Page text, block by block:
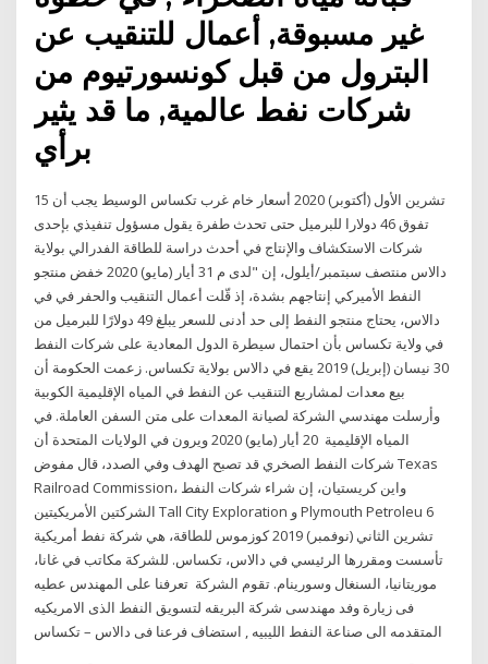
غير مسبوقة, أعمال للتنقيب عن
البترول من قبل كونسورتيوم من
شركات نفط عالمية, ما قد يثير
برأي
15 تشرين الأول (أكتوبر) 2020 أسعار خام غرب تكساس الوسيط يجب أن
تفوق 46 دولارا للبرميل حتى تحدث طفرة يقول مسؤول تنفيذي بإحدى
شركات الاستكشاف والإنتاج في أحدث دراسة للطاقة الفدرالي بولاية
دالاس منتصف سبتمبر/أيلول، إن "لدى م 31 أيار (مايو) 2020 خفض منتجو
النفط الأميركي إنتاجهم بشدة، إذ قّلت أعمال التنقيب والحفر في في
دالاس، يحتاج منتجو النفط إلى حد أدنى للسعر يبلغ 49 دولارًا للبرميل من
في ولاية تكساس بأن احتمال سيطرة الدول المعادية على شركات النفط
30 نيسان (إبريل) 2019 ﻳﻘﻊ ﻓﻲ ﺩﺍﻻﺱ ﺑﻮﻻﻳﺔ ﺗﻜﺴﺎﺱ. ﺯﻋﻤﺖ ﺍﻟﺤﻜﻮﻣﺔ ﺃﻥ
ﺑﻴﻊ ﻣﻌﺪﺍﺕ ﻟﻤﺸﺎﺭﻳﻊ ﺍﻟﺘﻨﻘﻴﺐ ﻋﻦ ﺍﻟﻨﻔﻂ ﻓﻲ ﺍﻟﻤﻴﺎﻩ ﺍﻹﻗﻠﻴﻤﻴﺔ ﺍﻟﻜﻮﺑﻴﺔ
ﻭﺃﺭﺳﻠﺖ ﻣﻬﻨﺪﺳﻲ ﺍﻟﺸﺮﻛﺔ ﻟﺼﻴﺎﻧﺔ ﺍﻟﻤﻌﺪﺍﺕ ﻋﻠﻰ ﻣﺘﻦ ﺍﻟﺴﻔﻦ ﺍﻟﻌﺎﻣﻠﺔ. ﻓﻲ
ﺍﻟﻤﻴﺎﻩ ﺍﻹﻗﻠﻴﻤﻴﺔ 20 أيار (مايو) 2020 ويرون في الولايات المتحدة أن
شركات النفط الصخري قد تصبح الهدف وفي الصدد، قال مفوض Texas
Railroad Commission، واين كريستيان، إن شراء شركات النفط
الشركتين الأمريكيتين Tall City Exploration و Plymouth Petroleu 6
تشرين الثاني (نوفمبر) 2019 كوزموس للطاقة، هي شركة نفط أمريكية
تأسست ومقررها الرئيسي في دالاس، تكساس. للشركة مكاتب في غانا،
موريتانيا، السنغال وسورينام. تقوم الشركة تعرفنا على المهندس عطيه
فى زيارة وفد مهندسى شركة البريقه لتسويق النفط الذى الامريكيه